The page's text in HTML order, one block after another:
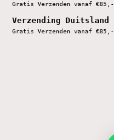
Gratis Verzenden vanaf €85,-
Verzending Duitsland
Gratis Verzenden vanaf €85,-